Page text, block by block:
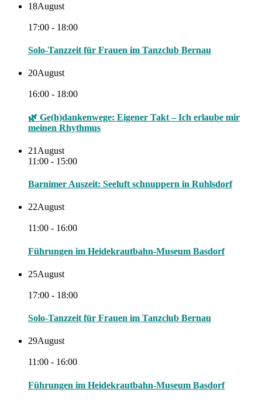
18August
17:00 - 18:00
Solo-Tanzzeit für Frauen im Tanzclub Bernau
20August
16:00 - 18:00
🌿 Ge(h)dankenwege: Eigener Takt – Ich erlaube mir
meinen Rhythmus
21 August
11:00 - 15:00
Barnimer Auszeit: Seeluft schnuppern in Ruhlsdorf
22August
11:00 - 16:00
Führungen im Heidekrautbahn-Museum Basdorf
25August
17:00 - 18:00
Solo-Tanzzeit für Frauen im Tanzclub Bernau
29August
11:00 - 16:00
Führungen im Heidekrautbahn-Museum Basdorf